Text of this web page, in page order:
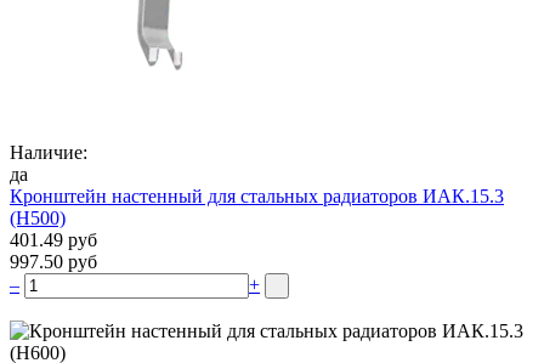
Наличие:
да
Кронштейн настенный для стальных радиаторов ИАК.15.3
(H500)
401.49 руб
997.50 руб
–
+